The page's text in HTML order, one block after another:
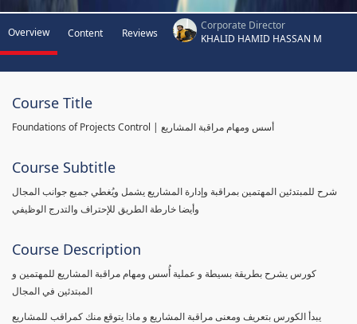
Overview Content Reviews
Corporate Director
KHALID HAMID HASSAN M
Course Title
Foundations of Projects Control | أسس ومهام مراقبة المشاريع
Course Subtitle
شرح للمبتدئين المهتمين بمراقبة وإدارة المشاريع يشمل ويُغطي جميع جوانب المجال
وأيضا خارطة الطريق للإحتراف والتدرج الوظيفي
Course Description
كورس يشرح بطريقة بسيطة و عملية أُسس ومهام مراقبة المشاريع للمهتمين و
المبتدئين في المجال
يبدأ الكورس بتعريف ومعنى مراقبة المشاريع و ماذا يتوقع منك كمراقب للمشاريع